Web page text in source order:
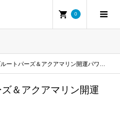
0
ートパーズ＆アクアマリン開運パワーリング
＆アクアマリン開運